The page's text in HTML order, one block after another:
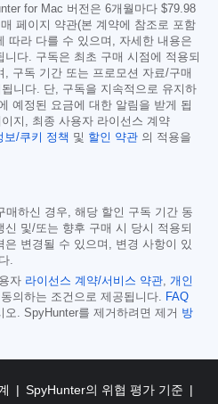
for Mac 버전은 6개월마다 $79.98
페이지 약관(본 계약에 참조로 포함
따라 다를 수 있으며, 자세한 내용은
다. 구독은 최초 구매 시점에 적용되
, 구독 기간 또는 프로모션 자료/구매
니다. 단, 구독을 지속적으로 유지하
예정된 요금에 대한 알림을 받게 됩
지, 최종 사용자 라이선스 계약
보/쿠키 정책 및 할인 약관 의 적용을
매하신 경우, 해당 할인 구독 기간 동
및/또는 향후 구매 시 당시 적용되
변경될 수 있으며, 변경 사항이 있
.
자 라이선스 계약/서비스 약관
개인
의하는 조건으로 제공됩니다.
FAQ
오. SpyHunter를 제거하려면 제거 방
SpyHunter의 위협 평가 기준